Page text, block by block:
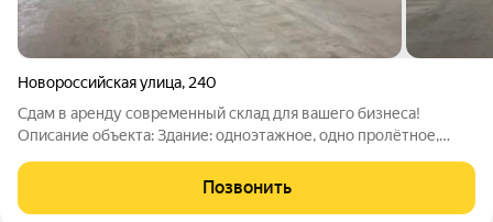
Новороссийская улица, 240
Сдам в аренду современный склад для вашего бизнеса!
Описание объекта: Здание: одноэтажное, одно пролётное,
надёжность и долговечность. Кровля: утеплённая,
обеспечивает комфортный
Позвонить